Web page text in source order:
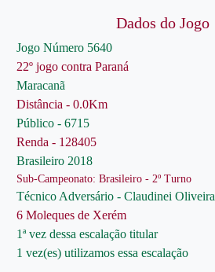
Dados do Jogo
Jogo Número 5640
22º jogo contra Paraná
Maracanã
Distância - 0.0Km
Público - 6715
Renda - 128405
Brasileiro 2018
Sub-Campeonato: Brasileiro - 2º Turno
Técnico Adversário - Claudinei Oliveira
6 Moleques de Xerém
1ª vez dessa escalação titular
1 vez(es) utilizamos essa escalação